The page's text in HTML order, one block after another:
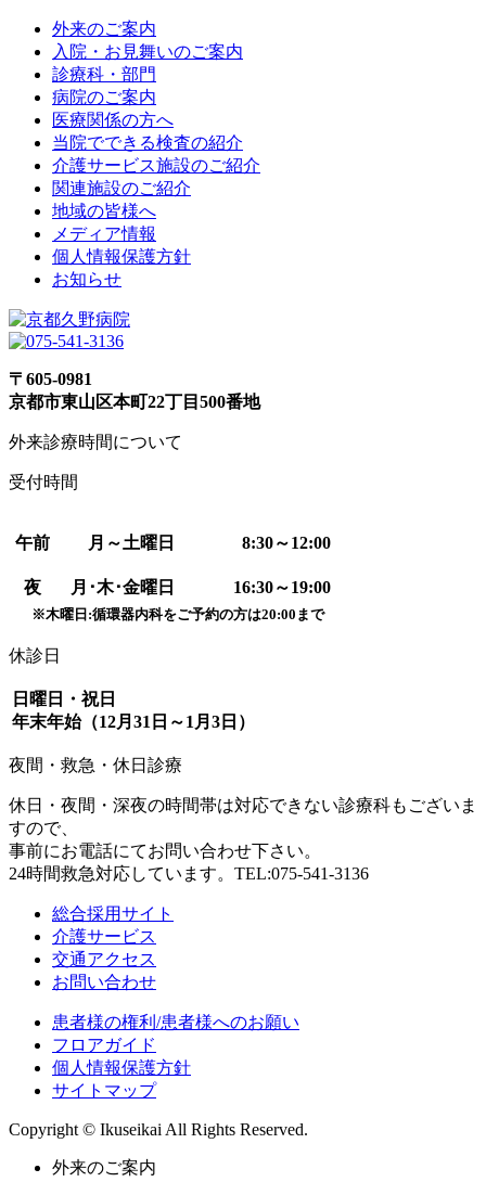
外来のご案内
入院・お見舞いのご案内
診療科・部門
病院のご案内
医療関係の方へ
当院でできる検査の紹介
介護サービス施設のご紹介
関連施設のご紹介
地域の皆様へ
メディア情報
個人情報保護方針
お知らせ
〒605-0981
京都市東山区本町22丁目500番地
外来診療時間について
受付時間
午前 月～土曜日 8:30～12:00
夜 月･木･金曜日 16:30～19:00
※木曜日:循環器内科をご予約の方は20:00まで
休診日
日曜日・祝日
年末年始（12月31日～1月3日）
夜間・救急・休日診療
休日・夜間・深夜の時間帯は対応できない診療科もございま
すので、
事前にお電話にてお問い合わせ下さい。
24時間救急対応しています。TEL:075-541-3136
総合採用サイト
介護サービス
交通アクセス
お問い合わせ
患者様の権利/患者様へのお願い
フロアガイド
個人情報保護方針
サイトマップ
Copyright © Ikuseikai All Rights Reserved.
外来のご案内